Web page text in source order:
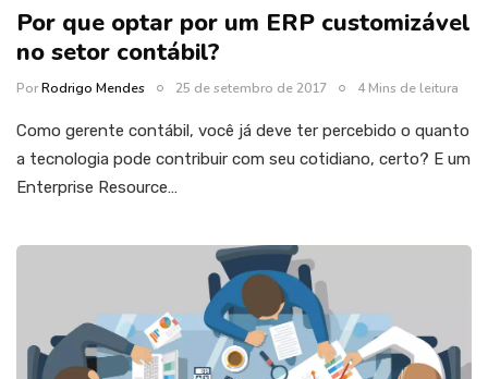
Por que optar por um ERP customizável
no setor contábil?
PorRodrigo Mendes 25 de setembro de 2017 4 Mins de leitura
Como gerente contábil, você já deve ter percebido o quanto
a tecnologia pode contribuir com seu cotidiano, certo? E um
Enterprise Resource…